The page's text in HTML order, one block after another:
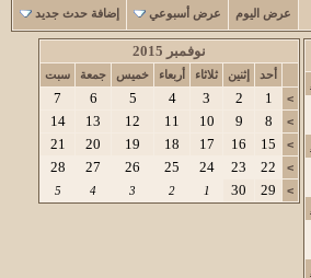
عرض اليوم عرض أسبوعي إضافة حدث جديد
نوفمبر 2015
أحد إثنين ثلاثاء أربعاء خميس جمعة
سبت
>
1
2
3
4
5
6
7
>
8
9
10
11
12
13
14
>
15
16
17
18
19
20
21
>
22
23
24
25
26
27
28
>
29
30
1
2
3
4
5